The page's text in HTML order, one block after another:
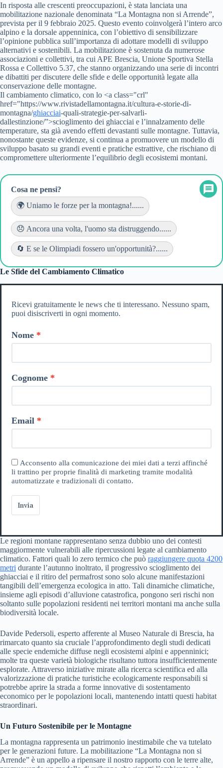
In risposta alle crescenti preoccupazioni, è stata lanciata una
mobilitazione nazionale denominata “La Montagna non si Arrende”,
prevista per il 9 febbraio 2025. Questo evento coinvolgerà l’intero arco
alpino e la dorsale appenninica, con l’obiettivo di sensibilizzare
l’opinione pubblica sull’importanza di adottare modelli di sviluppo
alternativi e sostenibili. La mobilitazione è sostenuta da numerose
associazioni e collettivi, tra cui APE Brescia, Unione Sportiva Stella
Rossa e Collettivo 5.37, che stanno organizzando una serie di incontri
e dibattiti per discutere delle sfide e delle opportunità legate alla
conservazione delle montagne.
Il cambiamento climatico, con lo <a class="crl"
href="https://www.rivistadellamontagna.it/cultura-e-storie-di-
montagna/ghiacciai-quali-strategie-per-salvarli-
dallestinzione/”>scioglimento dei ghiacciai e l’innalzamento delle
temperature, sta già avendo effetti devastanti sulle montagne. Tuttavia,
nonostante queste evidenze, si continua a promuovere un modello di
sviluppo basato su grandi eventi e pratiche estrattive, che rischiano di
compromettere ulteriormente l’equilibrio degli ecosistemi montani.
Cosa ne pensi?
🌍 Uniamo le forze per la montagna!......
😞 Ancora una volta, l'uomo sta distruggendo......
🔄 E se le Olimpiadi fossero un'opportunità?......
Le Sfide del Cambiamento Climatico
Ricevi gratuitamente le news che ti interessano. Nessuno spam,
puoi disiscriverti in ogni momento.
Nome
Cognome
Email
Acconsento alla comunicazione dei miei dati a terzi affinché
li trattino per proprie finalità di marketing tramite modalità
automatizzate e tradizionali di contatto.
Invia
Le regioni montane rappresentano senza dubbio uno dei contesti
maggiormente vulnerabili alle ripercussioni legate al cambiamento
climatico. Fattori quali lo zero termico che può raggiungere quota 4200
metri durante l’autunno inoltrato, il progressivo scioglimento dei
ghiacciai e il ritiro del permafrost sono solo alcune manifestazioni
tangibili dell’emergenza ecologica in atto. Tali dinamiche climatiche,
insieme agli episodi d’alluvione catastrofica, pongono seri rischi non
soltanto sulle popolazioni residenti nei territori montani ma anche sulla
biodiversità locale.
Davide Pedersoli, esperto afferente al Museo Naturale di Brescia, ha
rimarcato quanto sia cruciale l’approfondimento degli studi dedicati
alle specie endemiche diffuse negli ecosistemi alpini e appenninici;
molte tra queste varietà biologiche risultano tuttora insufficientemente
esplorate. Attraverso iniziative mirate alla ricerca scientifica ed alla
valorizzazione di pratiche turistiche ecologicamente responsabili si
potrebbe aprire la strada a forme innovative di sostentamento
economico per le popolazioni locali, mantenendo intatti questi habitat
straordinari.
Un Futuro Sostenibile per le Montagne
La montagna rappresenta un patrimonio inestimabile che va tutelato
per le generazioni future. La mobilitazione “La Montagna non si
Arrende” è un appello a ripensare il nostro rapporto con le terre alte,